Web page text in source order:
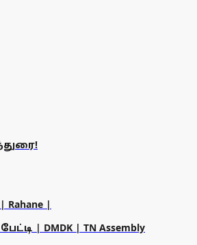
|
| DMDK | TN Assembly